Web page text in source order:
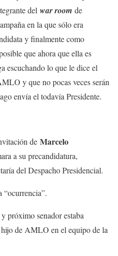
del war room de
en la que sólo era
y finalmente como
que ahora que ella es
escuchando lo que le dice el
y que no pocas veces serán
envía el todavía Presidente.
de Marcelo
a su precandidatura,
del Despacho Presidencial.
próximo senador estaba
de AMLO en el equipo de la